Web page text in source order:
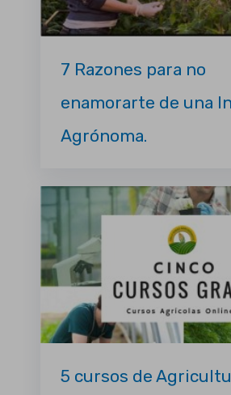
7 Razones para no
enamorarte de una
Agrónoma.
5 cursos de